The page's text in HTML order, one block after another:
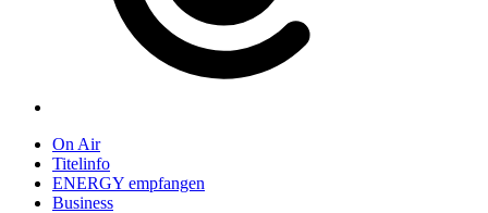
On Air
Titelinfo
ENERGY empfangen
Business